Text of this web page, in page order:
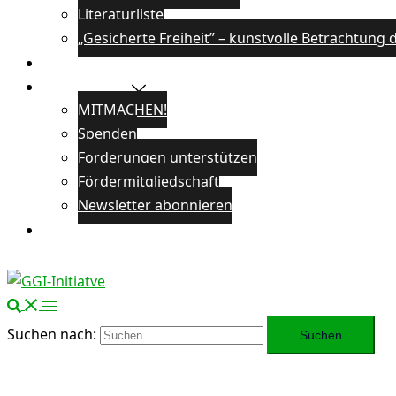
Literaturliste
„Gesicherte Freiheit” – kunstvolle Betrachtung
Veranstaltungen
Unterstützen
MITMACHEN!
Spenden
Forderungen unterstützen
Fördermitgliedschaft
Newsletter abonnieren
Öffentlichkeitsarbeit
Suchen nach: